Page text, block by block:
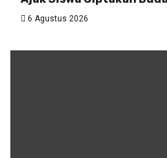
6 Agustus 2026